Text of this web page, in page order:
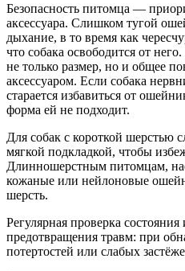
Безопасность питомца —
аксессуара. Слишком тугой
дыхание, в то время как
что собака освободится от
не только размер, но и общее
аксессуаром. Если собака
старается избавиться от
форма ей не подходит.
Для собак с короткой шерстью
мягкой подкладкой, чтобы
Длинношерстным питомцам,
кожаные или нейлоновые
шерсть.
Регулярная проверка
предотвращения травм: при
потертостей или слабых